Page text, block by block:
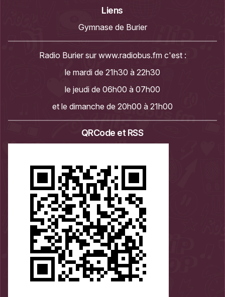
Liens
Gymnase de Burier
Radio Burier surwww.radiobus.fmc'est :
le mardi de 21h30 à 22h30
le jeudi de 06h00 à 07h00
et le dimanche de 20h00 à 21h00
QRCode et RSS